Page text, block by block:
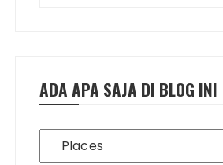
ADA APA SAJA DI BLOG INI
Ada
Apa